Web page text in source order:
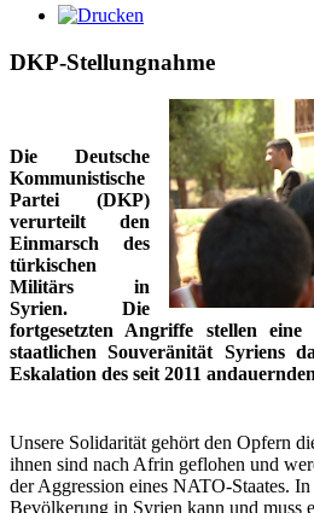
DKP-Stellungnahme
Die Deutsche
Kommunistische
Partei (DKP)
verurteilt den
Einmarsch des
türkischen
Militärs in
Syrien. Die
fortgesetzten Angriffe stellen
staatlichen Souveränität Syriens
Eskalation des seit 2011
Unsere Solidarität gehört den Opfern
ihnen sind nach Afrin geflohen und
der Aggression eines NATO-Staates.
Bevölkerung in Syrien kann und muss